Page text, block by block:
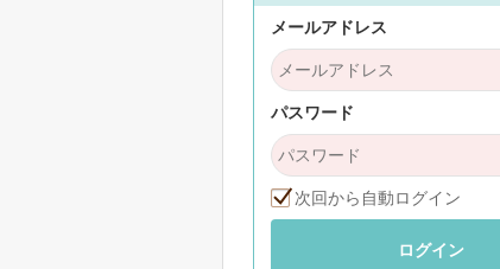
メールアドレス
パスワード
次回から自動ログイン
ログイン